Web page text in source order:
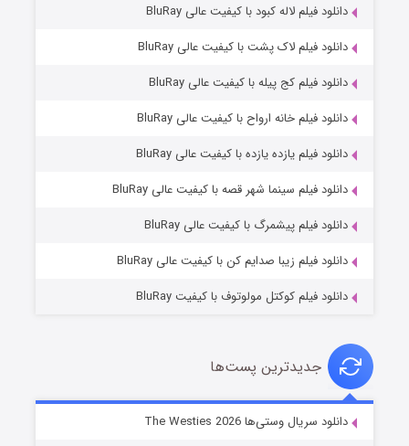
خاندان اژدها فصل ۳
دانلود فیلم لاله کبود با کیفیت عالی BluRay
دانلود فیلم لاک پشت با کیفیت عالی BluRay
دانلود فیلم کج‌ پیله با کیفیت عالی BluRay
دانلود فیلم خانه ارواح با کیفیت عالی BluRay
دانلود فیلم یازده یازده با کیفیت عالی BluRay
دانلود فیلم سینما شهر قصه با کیفیت عالی BluRay
دانلود فیلم پیشمرگ با کیفیت عالی BluRay
دانلود فیلم زیبا صدایم کن با کیفیت عالی BluRay
دانلود فیلم کوکتل مولوتوف با کیفیت BluRay
جدیدترین پست‌ها
دانلود سریال وستی‌ها The Westies 2026